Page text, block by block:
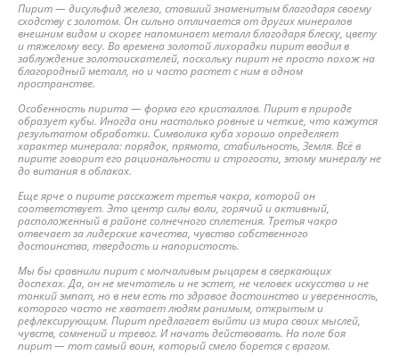
Пирит — дисульфид железа, ставший знаменитым благодаря своему
сходству с золотом. Он сильно отличается от других минералов
внешним видом и скорее напоминает металл благодаря блеску, цвету
и тяжелому весу. Во времена золотой лихорадки пирит вводил в
заблуждение золотоискателей, поскольку пирит не просто похож на
благородный металл, но и часто растет с ним в одном
пространстве.
Особенность пирита — форма его кристаллов. Пирит в природе
образует кубы. Иногда они настолько ровные и четкие, что кажутся
результатом обработки. Символика куба хорошо определяет
характер минерала: порядок, прямота, стабильность, Земля. Всё в
пирите говорит его рациональности и строгости, этому минералу не
до витания в облаках.
Еще ярче о пирите расскажет третья чакра, которой он
соответствует. Это центр силы воли, горячий и активный,
расположенный в районе солнечного сплетения. Третья чакра
отвечает за лидерские качества, чувство собственного
достоинства, твердость и напористость.
Мы бы сравнили пирит с молчаливым рыцарем в сверкающих
доспехах. Да, он не мечтатель и не эстет, не человек искусства и не
тонкий эмпат, но в нем есть то здравое достоинство и уверенность,
которого часто не хватает людям ранимым, открытым и
рефлексирующим. Пирит предлагает выйти из мира своих мыслей,
чувств, сомнений и тревог. И начать действовать. На поле боя
пирит — тот самый воин, который смело борется с врагом.